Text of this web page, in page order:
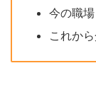
今の職
これか